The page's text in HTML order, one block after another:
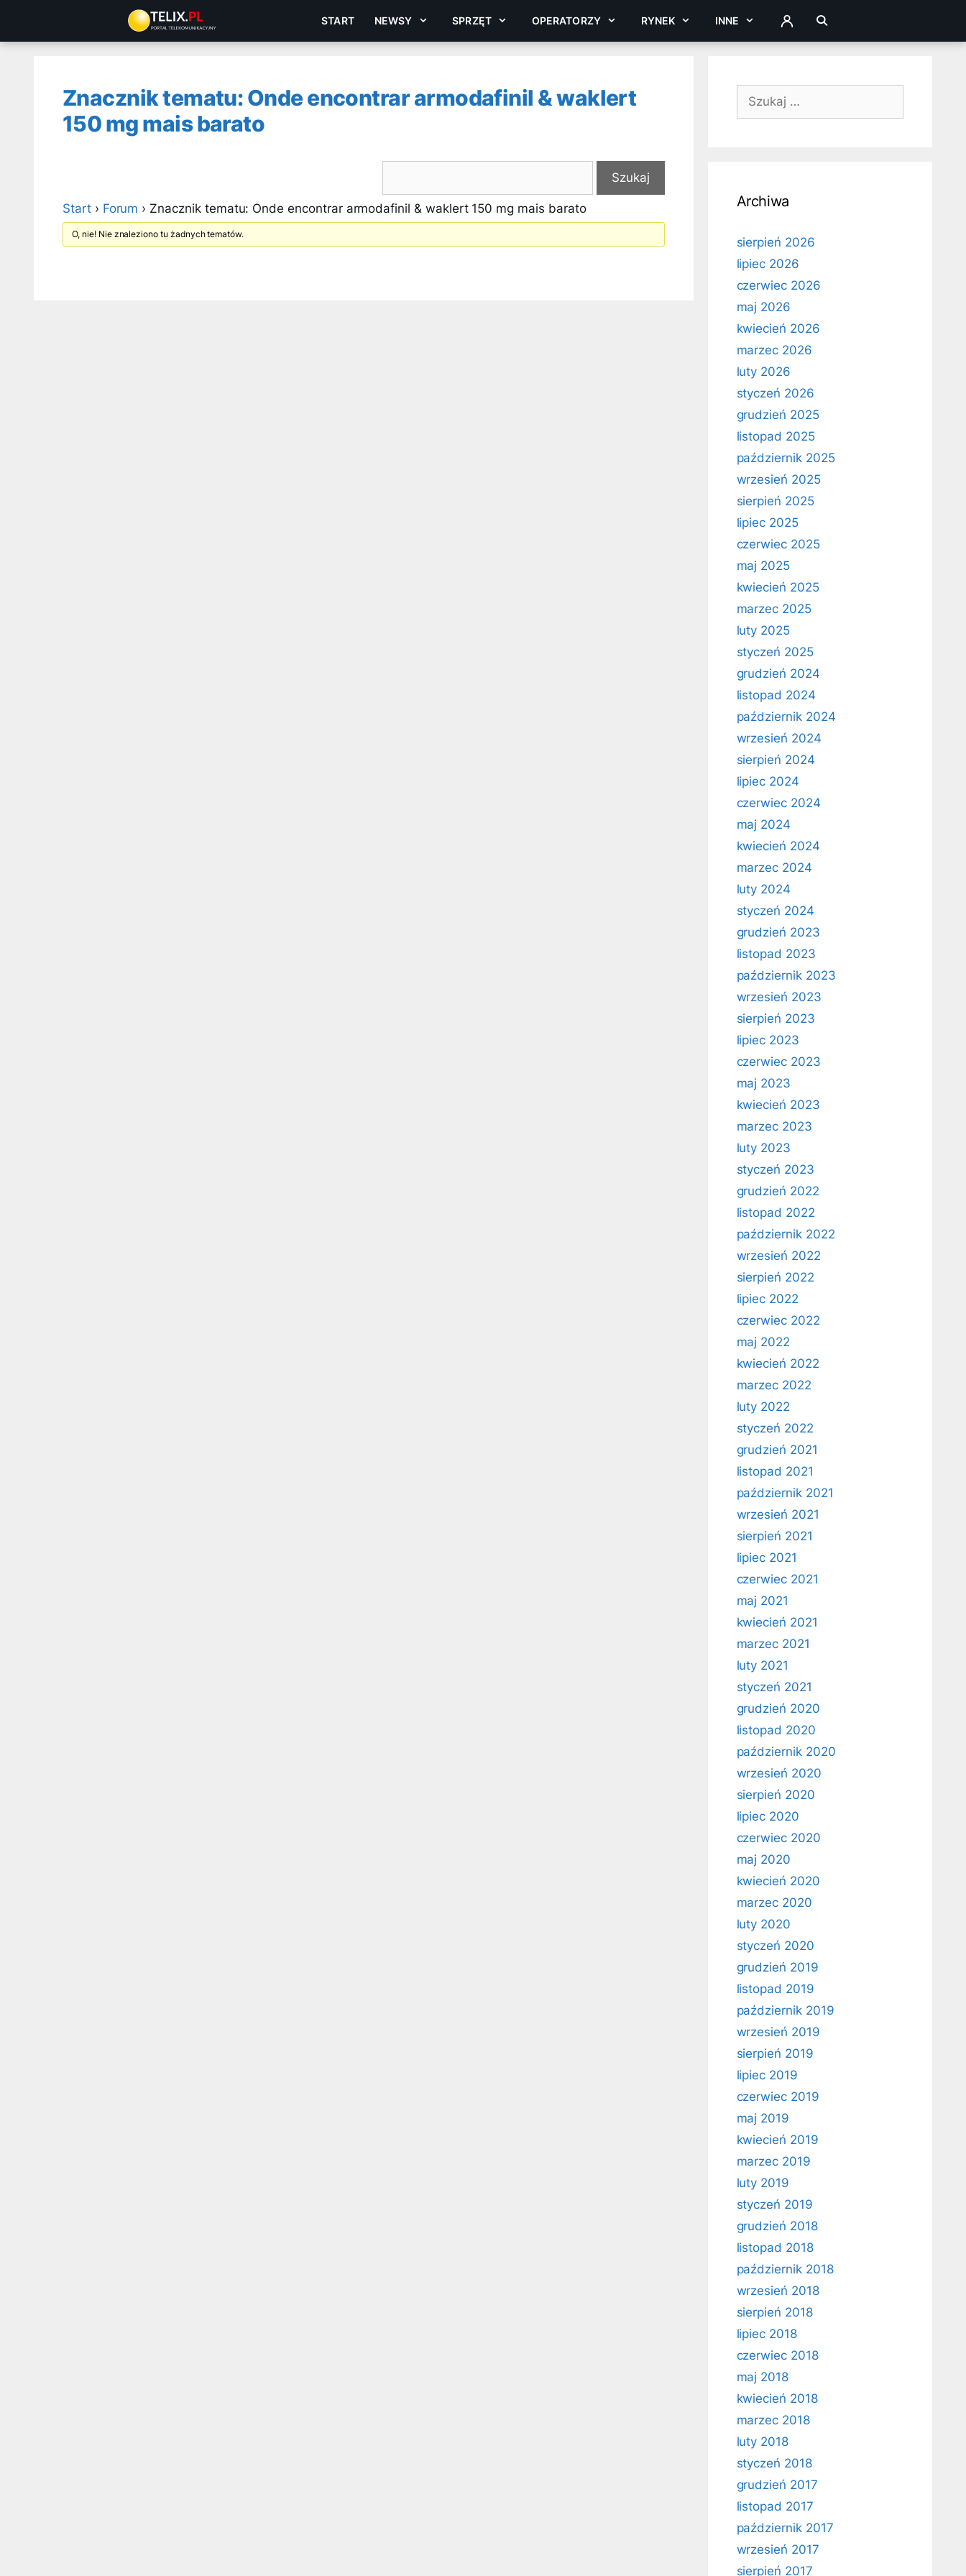
treści
START NEWSY SPRZĘT OPERATORZY RYNEK INNE ZALOGUJ
Znacznik tematu: Onde encontrar armodafinil & waklert
150 mg mais barato
Start › Forum › Znacznik tematu: Onde encontrar armodafinil & waklert 150 mg mais barato
O, nie! Nie znaleziono tu żadnych tematów.
Szukaj:
Archiwa
sierpień 2026
lipiec 2026
czerwiec 2026
maj 2026
kwiecień 2026
marzec 2026
luty 2026
styczeń 2026
grudzień 2025
listopad 2025
październik 2025
wrzesień 2025
sierpień 2025
lipiec 2025
czerwiec 2025
maj 2025
kwiecień 2025
marzec 2025
luty 2025
styczeń 2025
grudzień 2024
listopad 2024
październik 2024
wrzesień 2024
sierpień 2024
lipiec 2024
czerwiec 2024
maj 2024
kwiecień 2024
marzec 2024
luty 2024
styczeń 2024
grudzień 2023
listopad 2023
październik 2023
wrzesień 2023
sierpień 2023
lipiec 2023
czerwiec 2023
maj 2023
kwiecień 2023
marzec 2023
luty 2023
styczeń 2023
grudzień 2022
listopad 2022
październik 2022
wrzesień 2022
sierpień 2022
lipiec 2022
czerwiec 2022
maj 2022
kwiecień 2022
marzec 2022
luty 2022
styczeń 2022
grudzień 2021
listopad 2021
październik 2021
wrzesień 2021
sierpień 2021
lipiec 2021
czerwiec 2021
maj 2021
kwiecień 2021
marzec 2021
luty 2021
styczeń 2021
grudzień 2020
listopad 2020
październik 2020
wrzesień 2020
sierpień 2020
lipiec 2020
czerwiec 2020
maj 2020
kwiecień 2020
marzec 2020
luty 2020
styczeń 2020
grudzień 2019
listopad 2019
październik 2019
wrzesień 2019
sierpień 2019
lipiec 2019
czerwiec 2019
maj 2019
kwiecień 2019
marzec 2019
luty 2019
styczeń 2019
grudzień 2018
listopad 2018
październik 2018
wrzesień 2018
sierpień 2018
lipiec 2018
czerwiec 2018
maj 2018
kwiecień 2018
marzec 2018
luty 2018
styczeń 2018
grudzień 2017
listopad 2017
październik 2017
wrzesień 2017
sierpień 2017